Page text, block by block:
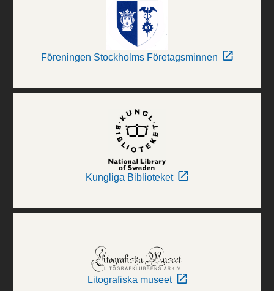
Föreningen Stockholms Företagsminnen
Kungliga Biblioteket
Litografiska museet